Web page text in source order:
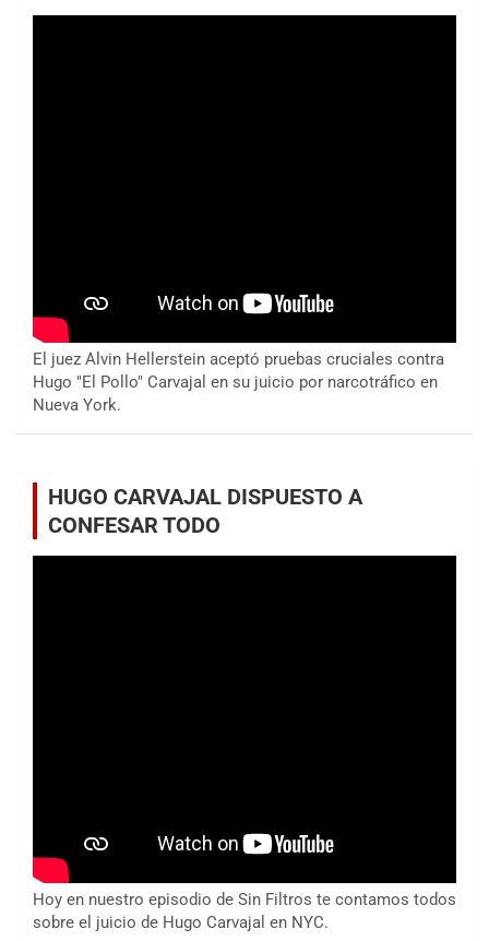
El juez Alvin Hellerstein aceptó pruebas cruciales contra
Hugo "El Pollo" Carvajal en su juicio por narcotráfico en
Nueva York.
HUGO CARVAJAL DISPUESTO A
CONFESAR TODO
Hoy en nuestro episodio de Sin Filtros te contamos todos
sobre el juicio de Hugo Carvajal en NYC.